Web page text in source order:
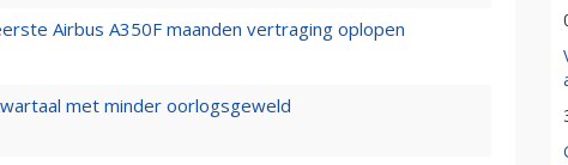
Airbus A350F maanden vertraging oplopen
met minder oorlogsgeweld